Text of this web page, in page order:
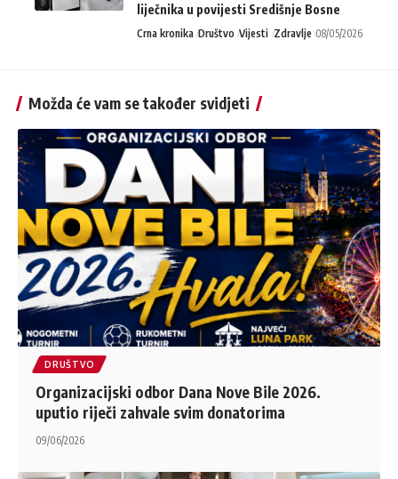
liječnika u povijesti Središnje Bosne
Crna kronika Društvo Vijesti Zdravlje 08/05/2026
Možda će vam se također svidjeti
DRUŠTVO
Organizacijski odbor Dana Nove Bile 2026.
uputio riječi zahvale svim donatorima
09/06/2026